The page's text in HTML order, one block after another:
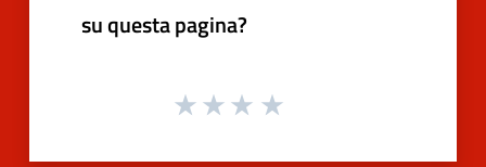
su questa pagina?